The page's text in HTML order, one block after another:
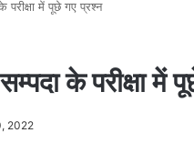
में पूछे गए प्रश्न
के परीक्षा में
2022